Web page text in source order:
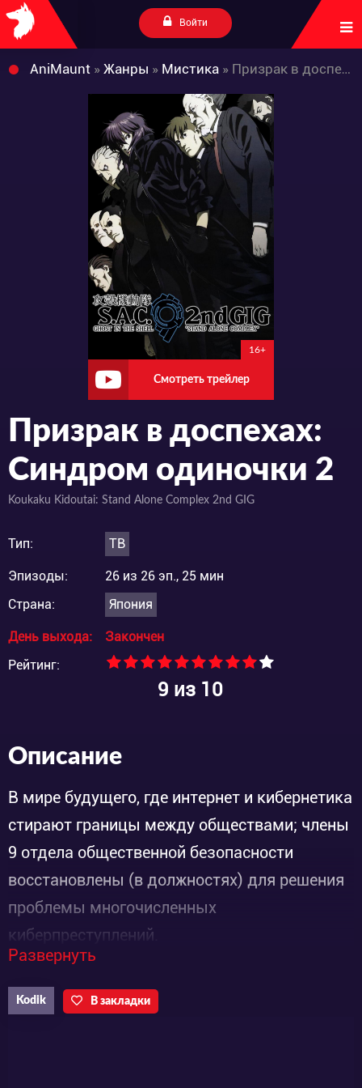
Войти
AniMaunt » Жанры » Мистика » Призрак в доспехах: Синдром одиночки 2
16+
Смотреть трейлер
Призрак в доспехах:
Синдром одиночки 2
Koukaku Kidoutai: Stand Alone Complex 2nd GIG
Тип: ТВ
Эпизоды:
26 из 26 эп., 25 мин
Страна:
Япония
День выхода:
Закончен
Рейтинг:
9 из 10
Описание
В мире будущего, где интернет и кибернетика
стирают границы между обществами; члены
9 отдела общественной безопасности
восстановлены (в должностях) для решения
проблемы многочисленных
киберпреступлений.
Волна подобных преступлений, совершаемая
отдельными группами самоубийц известные
как "The Individual Eleven", становится
Развернуть
Kodik В закладки